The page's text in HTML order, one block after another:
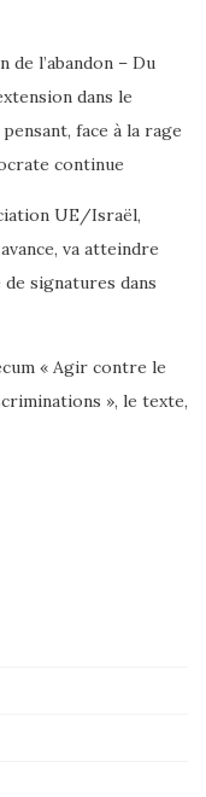
de l’abandon – Du
dans le
face à la rage
continue
UE/Israël,
va atteindre
signatures dans
« Agir contre le
», le texte,